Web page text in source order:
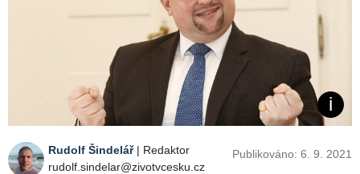
Rudolf Šindelář| Redaktor
rudolf.sindelar@zivotvcesku.cz
Publikováno: 6. 9. 2021